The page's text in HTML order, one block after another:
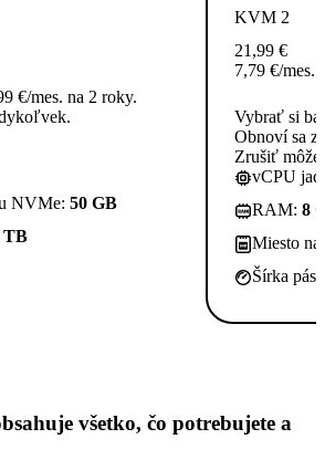
€/mes. na 2 roky.
NVMe: 50 GB
TB
KVM 2
21,99 €
7,79 €/mes.
Vybrať si
Obnoví sa
Zrušiť
vCPU
RAM: 8
Miesto
Šírka
všetko, čo potrebujete a